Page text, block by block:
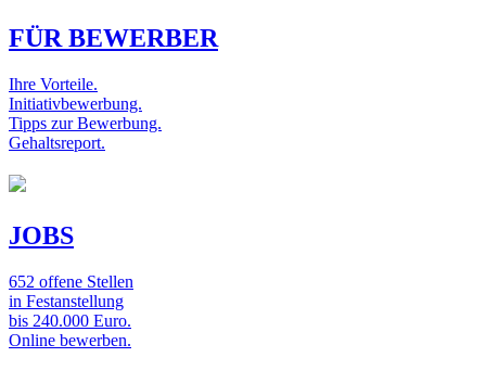
FÜR BEWERBER
Ihre Vorteile.
Initiativbewerbung.
Tipps zur Bewerbung.
Gehaltsreport.
JOBS
652 offene Stellen
in Festanstellung
bis 240.000 Euro.
Online bewerben.